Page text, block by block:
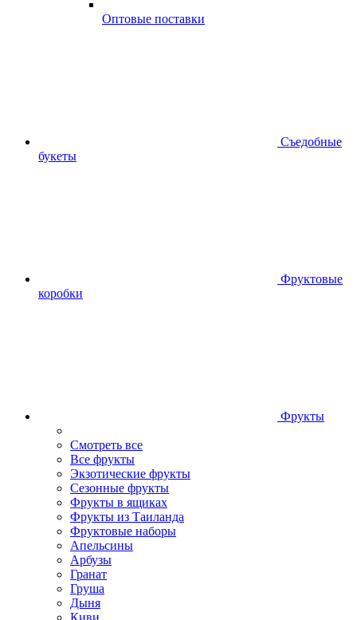
Оптовые поставки
Съедобные
букеты
Фруктовые
коробки
Фрукты
Смотреть все
Все фрукты
Экзотические фрукты
Сезонные фрукты
Фрукты в ящиках
Фрукты из Таиланда
Фруктовые наборы
Апельсины
Арбузы
Гранат
Груша
Дыня